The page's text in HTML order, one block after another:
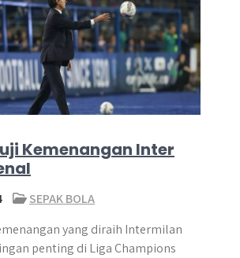
Kemenangan Inter
SEPAK BOLA
yang diraih Intermilan
penting di Liga Champions